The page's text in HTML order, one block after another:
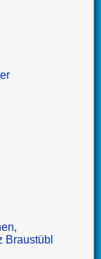
Braustübl